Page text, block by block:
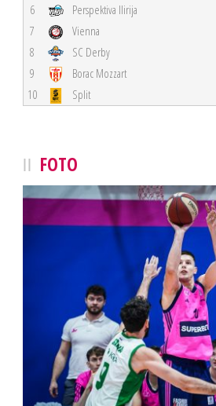
6
Perspektiva Ilirija
7
Vienna
8
SC Derby
9
Borac Mozzart
10
Split
FOTO